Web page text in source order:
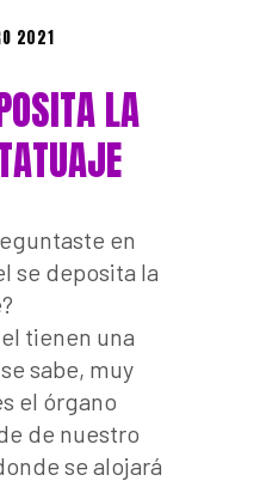
2021
LA
en
se deposita la
tienen una
sabe, muy
el órgano
de nuestro
se alojará